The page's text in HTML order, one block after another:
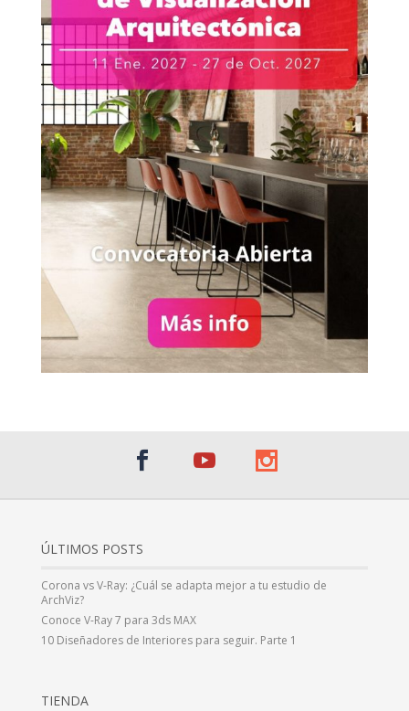
ÚLTIMOS POSTS
Corona vs V-Ray: ¿Cuál se adapta mejor a tu estudio de
ArchViz?
Conoce V-Ray 7 para 3ds MAX
10 Diseñadores de Interiores para seguir. Parte 1
TIENDA